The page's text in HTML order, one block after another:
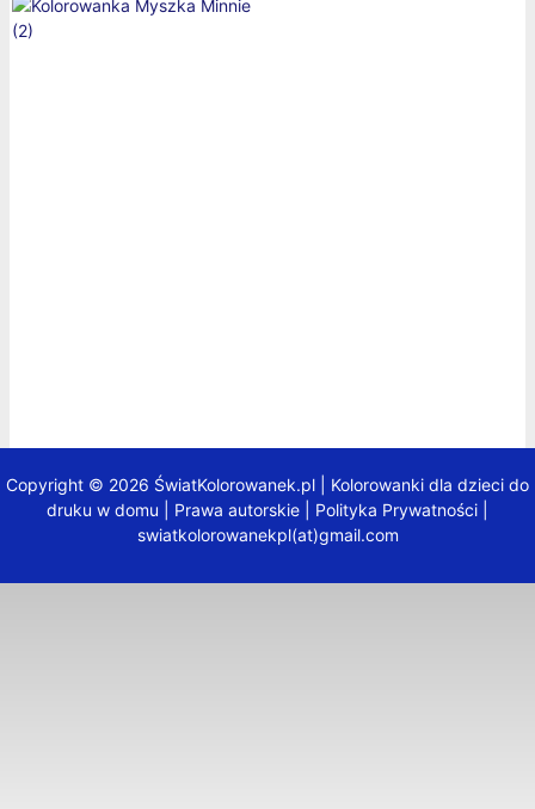
Copyright © 2026 ŚwiatKolorowanek.pl | Kolorowanki dla dzieci do
druku w domu | Prawa autorskie Polityka Prywatności
swiatkolorowanekpl(at)gmail.com